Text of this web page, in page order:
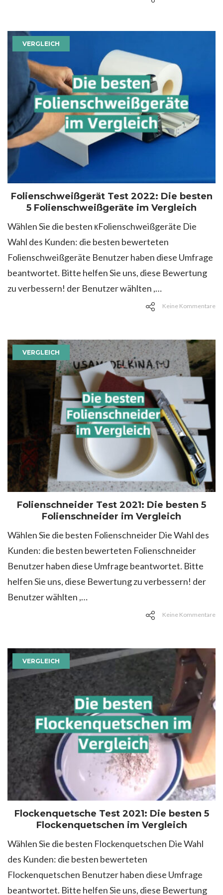
VERGLEICH
Folienschweißgerät Test 2022: Die besten
5 Folienschweißgeräte im Vergleich
Wählen Sie die besten кFolienschweißgeräte Die
Wahl des Kunden: die besten bewerteten
Folienschweißgeräte Benutzer haben diese Umfrage
beantwortet. Bitte helfen Sie uns, diese Bewertung
zu verbessern! der Benutzer wählten ,…
Keine Kommentare
VERGLEICH
Folienschneider Test 2021: Die besten 5
Folienschneider im Vergleich
Wählen Sie die besten Folienschneider Die Wahl des
Kunden: die besten bewerteten Folienschneider
Benutzer haben diese Umfrage beantwortet. Bitte
helfen Sie uns, diese Bewertung zu verbessern! der
Benutzer wählten ,…
Keine Kommentare
VERGLEICH
Flockenquetsche Test 2021: Die besten 5
Flockenquetschen im Vergleich
Wählen Sie die besten Flockenquetschen Die Wahl
des Kunden: die besten bewerteten
Flockenquetschen Benutzer haben diese Umfrage
beantwortet. Bitte helfen Sie uns, diese Bewertung